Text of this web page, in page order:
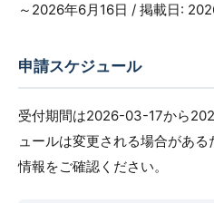
～2026年6月16日 / 掲載日:
申請スケジュール
受付期間は2026-03-17から
ュールは変更される場合があ
情報をご確認ください。